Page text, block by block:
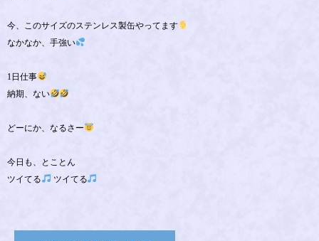
今、このサイズのステンレス製缶やってます
なかなか、手強い
1日仕事
納期、ない
どーにか、なるさー
今日も、とことん
ツイてる
ツイてる